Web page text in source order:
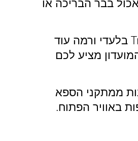
עבור הנוסע אנין הטעם, קומות חדרי המועדון של המלון מציעות חדרים משופרים, טרקלין Traders Club Lounge בלעדי ורמה עוד
מציע לכם
ממתקני הספא